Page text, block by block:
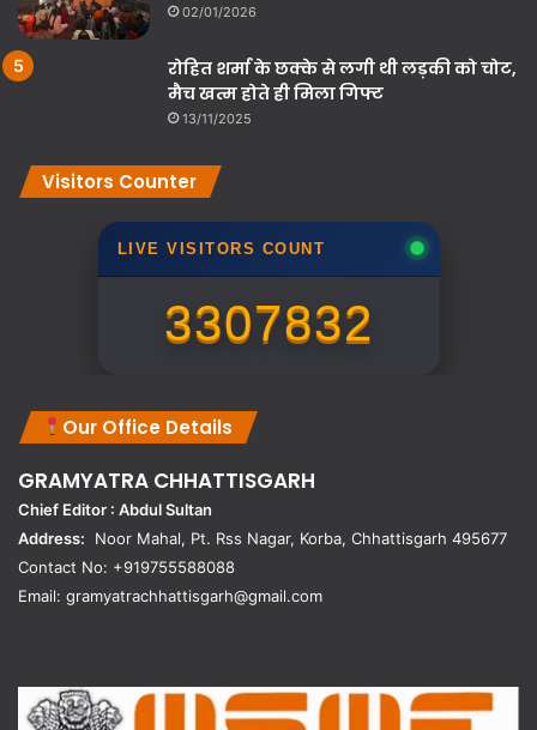
02/01/2026
रोहित शर्मा के छक्के से लगी थी लड़की को चोट,
मैच खत्म होते ही मिला गिफ्ट
13/11/2025
Visitors Counter
LIVE VISITORS COUNT
3307832
Our Office Details
GRAMYATRA CHHATTISGARH
Chief Editor : Abdul Sultan
Address: Noor Mahal, Pt. Rss Nagar, Korba, Chhattisgarh 495677
Contact No: +919755588088
Email: gramyatrachhattisgarh@gmail.com